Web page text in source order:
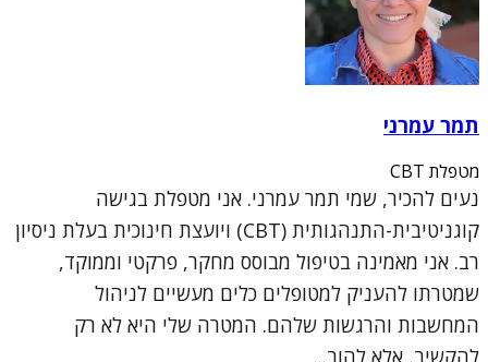
תמר עמרני
מטפלת CBT
נעים להכיר, שמי תמר עמרני. אני מטפלת בגישה
קוגניטיבית-התנהגותית (CBT) ויועצת חינוכית בעלת ניסיון
רב. אני מאמינה בטיפול מבוסס מחקר, פרקטי וממוקד,
שמטרתו להעניק למטופלים כלים מעשיים לניהול
המחשבות והרגשות שלהם. המטרה שלי היא לא רק
להקשיב, אלא להוב...